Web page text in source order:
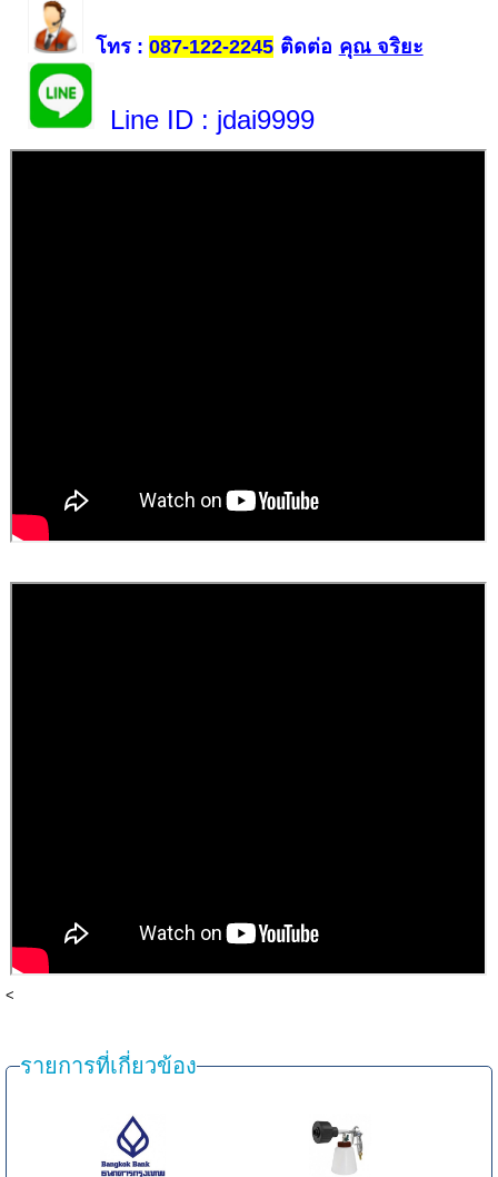
โทร: 087-122-2245ติดต่อ คุณ จริยะ
Line ID : jdai9999
<
รายการที่เกี่ยวข้อง